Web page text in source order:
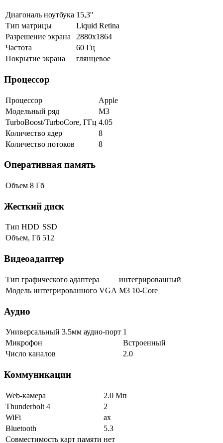
Диагональ ноутбука 15,3''
Тип матрицы
Liquid Retina
Разрешение экрана
2880x1864
Частота
60 Гц
Покрытие экрана
глянцевое
Процессор
Процессор
Apple
Модельный ряд
M3
TurboBoost/TurboCore, ГГц 4.05
Количество ядер
8
Количество потоков
8
Оперативная память
Объем 8 Гб
Жесткий диск
Тип HDD SSD
Объем, Гб 512
Видеоадаптер
Тип графического адаптера
интегрированный
Модель интегрированного VGA M3 10-Core
Аудио
Универсальный 3.5мм аудио-порт 1
Микрофон
Встроенный
Число каналов
2.0
Коммуникации
Web-камера
2.0 Мп
Thunderbolt 4
2
WiFi
ax
Bluetooth
5.3
Совместимость карт памяти нет